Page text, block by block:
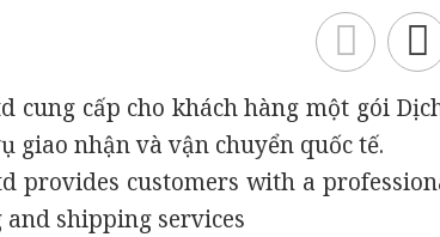
cung cấp cho khách hàng một gói
nhận và vận chuyển quốc tế.
provides customers with a
shipping services